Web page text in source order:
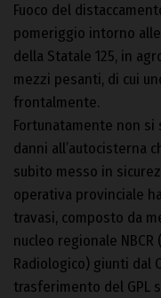
Fuoco del
pomeriggio intorno alle
della Statale 125, in
mezzi pesanti, di cui
frontalmente.
Fortunatamente non
danni all’autocisterna
subito messo in
operativa provinciale
travasi, composto da
nucleo regionale
Radiologico) giunti dal
trasferimento del GPL